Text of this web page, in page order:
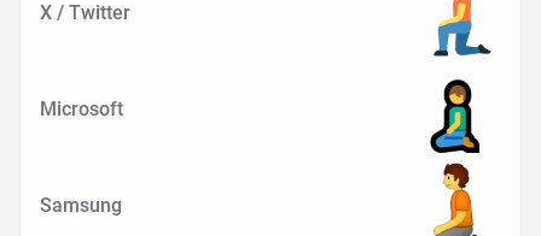
X / Twitter
Microsoft
Samsung